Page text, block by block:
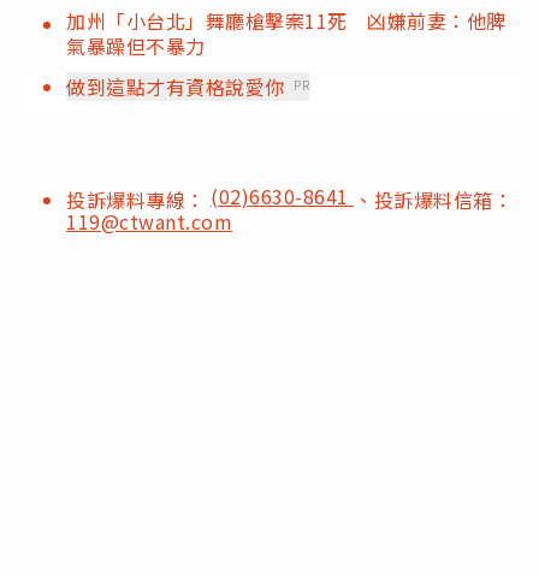
加州「小台北」舞廳槍擊案11死 凶嫌前妻：他脾
氣暴躁但不暴力
做到這點才有資格說愛你 PR
投訴爆料專線： (02)6630-8641 、投訴爆料信箱：
119@ctwant.com